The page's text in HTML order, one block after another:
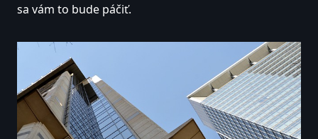
sa vám to bude páčiť.